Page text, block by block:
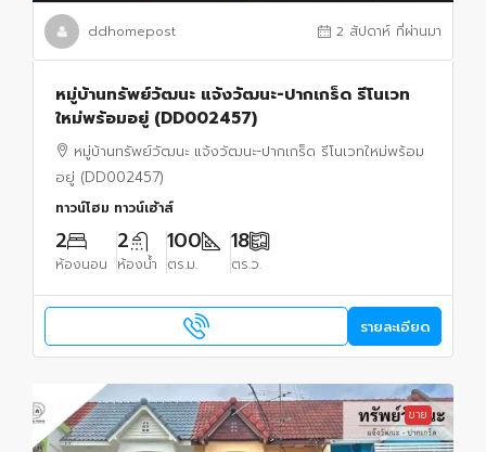
ddhomepost 2 สัปดาห์ ที่ผ่านมา
หมู่บ้านทรัพย์วัฒนะ แจ้งวัฒนะ-ปากเกร็ด รีโนเวท
ใหม่พร้อมอยู่ (DD002457)
หมู่บ้านทรัพย์วัฒนะ แจ้งวัฒนะ-ปากเกร็ด รีโนเวทใหม่พร้อม
อยู่ (DD002457)
ทาวน์โฮม ทาวน์เฮ้าส์
2
ห้องนอน
2
ห้องน้ำ
100
ตร.ม.
18
ตร.ว.
รายละเอียด
ขาย